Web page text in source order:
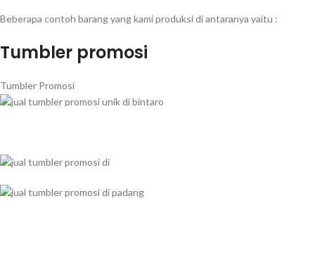
Beberapa contoh barang yang kami produksi di antaranya yaitu :
Tumbler promosi
Tumbler Promosi